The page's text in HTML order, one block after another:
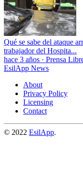
Qué se sabe del ataque
trabajador del Hospita...
hace 3 años · Prensa
EsilApp News
About
Privacy Policy
Licensing
Contact
© 2022 EsilApp.